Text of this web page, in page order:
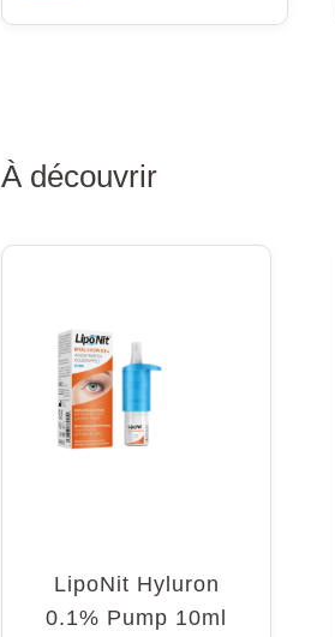
À découvrir
LipoNit Hyluron
0.1% Pump 10ml